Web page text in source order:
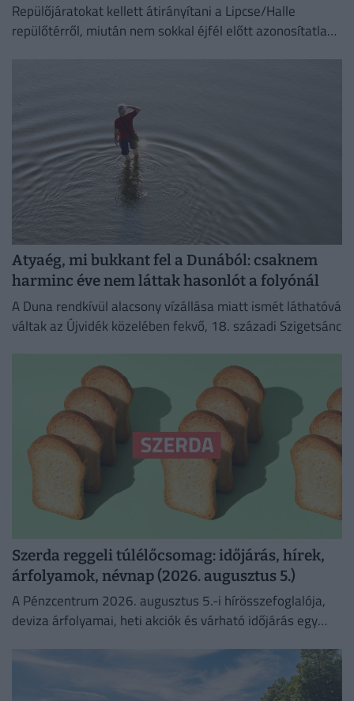
Repülőjáratokat kellett átirányítani a Lipcse/Halle
repülőtérről, miután nem sokkal éjfél előtt azonosítatlan
Atyaég, mi bukkant fel a Dunából: csaknem
harminc éve nem láttak hasonlót a folyónál
A Duna rendkívül alacsony vízállása miatt ismét láthatóvá
váltak az Újvidék közelében fekvő, 18. századi Szigetsánc
Szerda reggeli túlélőcsomag: időjárás, hírek,
árfolyamok, névnap (2026. augusztus 5.)
A Pénzcentrum 2026. augusztus 5.-i hírösszefoglalója,
deviza árfolyamai, heti akciók és várható időjárás egy